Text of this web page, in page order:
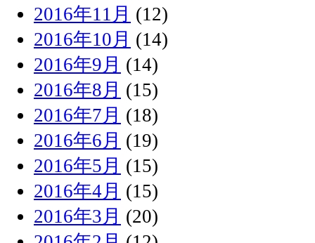
2016年11月 (12)
2016年10月 (14)
2016年9月 (14)
2016年8月 (15)
2016年7月 (18)
2016年6月 (19)
2016年5月 (15)
2016年4月 (15)
2016年3月 (20)